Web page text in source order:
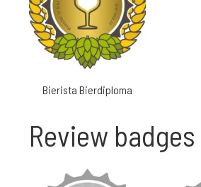
Bierista Bierdiploma
Review badges